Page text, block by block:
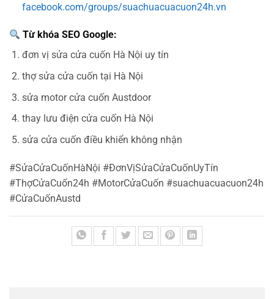
facebook.com/groups/suachuacuacuon24h.vn
Từ khóa SEO Google:
đơn vị sửa cửa cuốn Hà Nội uy tín
thợ sửa cửa cuốn tại Hà Nội
sửa motor cửa cuốn Austdoor
thay lưu điện cửa cuốn Hà Nội
sửa cửa cuốn điều khiển không nhận
#SửaCửaCuốnHàNội #ĐơnVịSửaCửaCuốnUyTín
#ThợCửaCuốn24h #MotorCửaCuốn #suachuacuacuon24h
#CửaCuốnAustd